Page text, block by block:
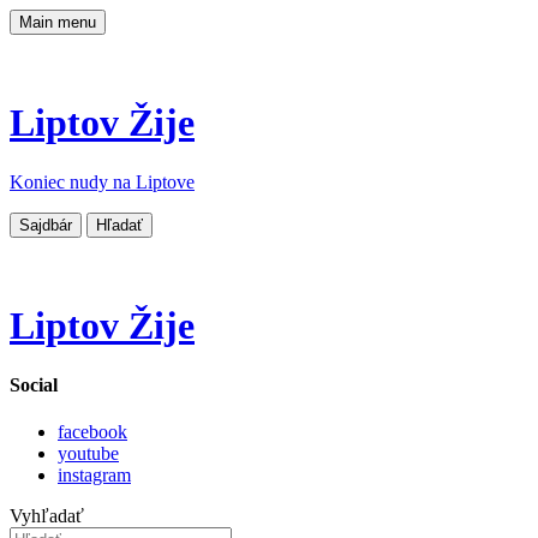
Main menu
Liptov Žije
Koniec nudy na Liptove
Sajdbár Hľadať
Liptov Žije
Social
facebook
youtube
instagram
Vyhľadať